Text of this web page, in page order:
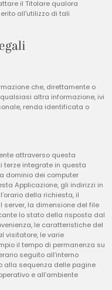
il Titolare qualora
all'utilizzo di tali
che, direttamente o
altra informazione, ivi
renda identificata o
attraverso questa
terze integrate in questa
dominio dei computer
Applicazione, gli indirizzi in
della richiesta, il
server, la dimensione del file
lo stato della risposta dal
le caratteristiche del
visitatore, le varie
il tempo di permanenza su
seguito all’interno
alla sequenza delle pagine
e all’ambiente